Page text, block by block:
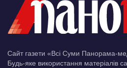
Сайт газети «Всі Суми Панорама-
Будь-яке використання матеріалів